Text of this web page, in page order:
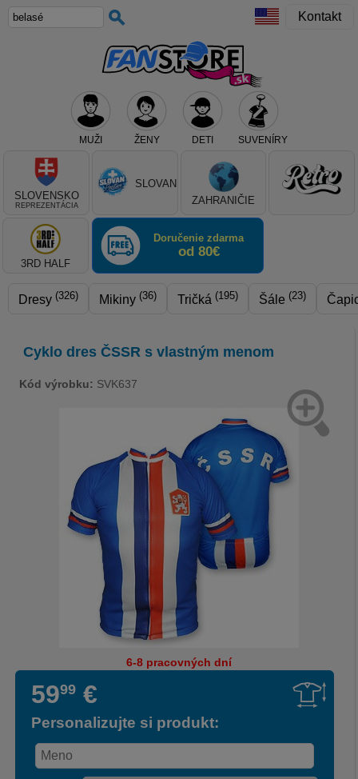
Kontakt
MUŽI ŽENY DETI SUVENÍRY
Teraz vyberte klub, alebo typ výrobku
SLOVENSKO
REPREZENTÁCIA
SLOVAN
ZAHRANIČIE
3RD HALF
Doručenie zdarma
od 80€
Dresy (326) Mikiny (36) Tričká (195) Šále (23)
Cyklo dres ČSSR s vlastným menom
Kód výrobku: SVK637
6-8 pracovných dní
5999 €
Personalizujte si produkt: